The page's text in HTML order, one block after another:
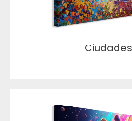
Ciudades